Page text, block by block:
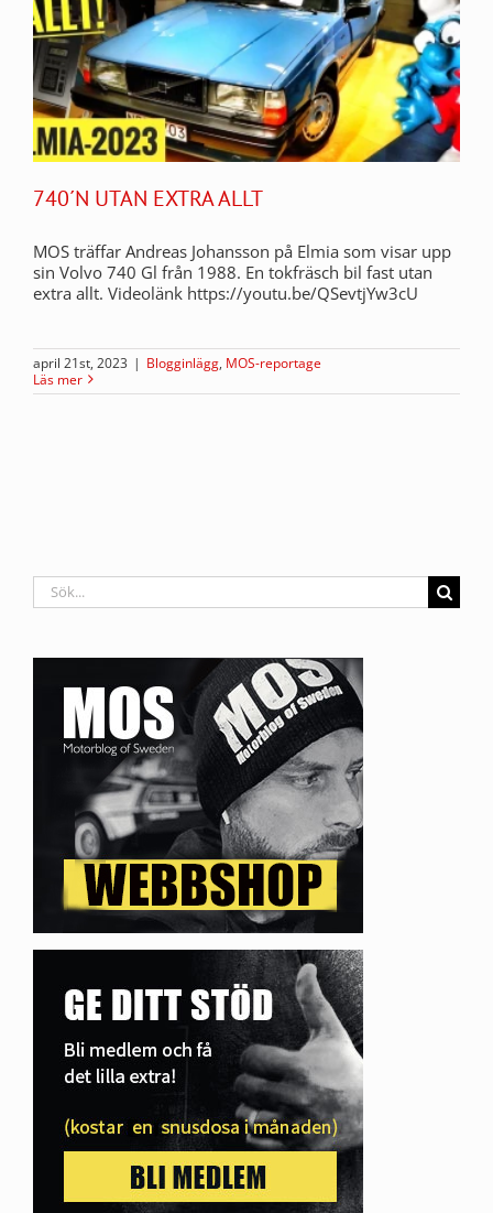
740´N UTAN EXTRA ALLT
MOS träffar Andreas Johansson på Elmia som visar upp
sin Volvo 740 Gl från 1988. En tokfräsch bil fast utan
extra allt. Videolänk https://youtu.be/QSevtjYw3cU
april 21st, 2023 | Blogginlägg, MOS-reportage
Läs mer
Sök
efter: